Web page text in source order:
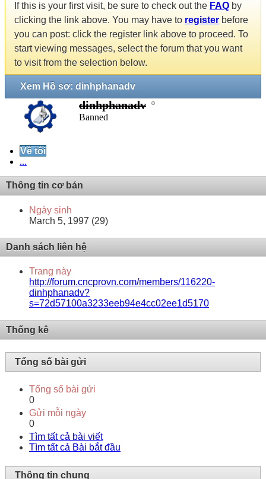
If this is your first visit, be sure to check out the FAQ by
clicking the link above. You may have to register before
you can post: click the register link above to proceed. To
start viewing messages, select the forum that you want
to visit from the selection below.
Xem Hồ sơ: dinhphanadv
dinhphanadv
Banned
Về tôi
...
Thông tin cơ bản
Ngày sinh
March 5, 1997 (29)
Danh sách liên hệ
Trang này
http://forum.cncprovn.com/members/116220-
dinhphanadv?
s=72d57100a3233eeb94e4cc02ee1d5170
Thống kê
Tổng số bài gửi
Tổng số bài gửi
0
Gửi mỗi ngày
0
Tìm tất cả bài viết
Tìm tất cả Bài bắt đầu
Thông tin chung